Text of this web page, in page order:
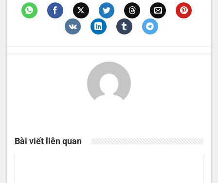
Bài viết liên quan